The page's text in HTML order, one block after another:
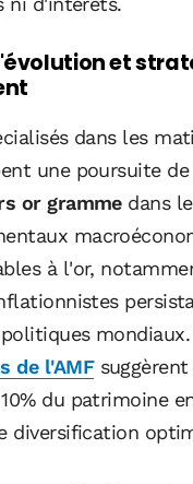
et
dans les
une poursuite
or grammedans
à l'or,
mondiaux.
de l'AMFsuggèrent
du patrimoine
diversification